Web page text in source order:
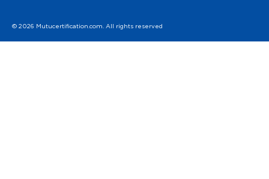
© 2026 Mutucertification.com. All rights reserved